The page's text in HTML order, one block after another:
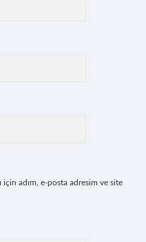
için adım, e-posta adresim ve site